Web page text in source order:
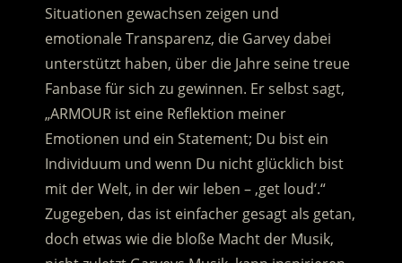
Situationen gewachsen zeigen und
emotionale Transparenz, die Garvey dabei
unterstützt haben, über die Jahre seine treue
Fanbase für sich zu gewinnen. Er selbst sagt,
„ARMOUR ist eine Reflektion meiner
Emotionen und ein Statement; Du bist ein
Individuum und wenn Du nicht glücklich bist
mit der Welt, in der wir leben – ‚get loud‘.“
Zugegeben, das ist einfacher gesagt als getan,
doch etwas wie die bloße Macht der Musik,